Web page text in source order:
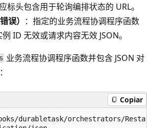
标头包含用于轮询编排状态的 URL。
误） ：指定的业务流程协调程序函数
ID 无效或请求内容无效 JSON。
业务流程协调程序函数并包含 JSON 对
Copiar
durabletask/orchestrators/